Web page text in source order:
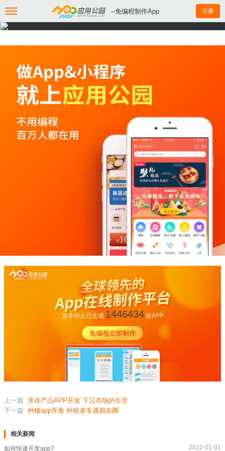
--免编程制作App 注册
迄今为止已生成 1446434款APP
上一篇
库存产品APP开发 下沉市场的生意
下一篇 种植app开发 种植者专属朋友圈
相关新闻
如何快速开发app? 2022-01-01